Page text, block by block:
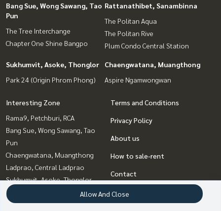
Bang Sue, Wong Sawang, Tao
Pun
The Tree Interchange
Chapter One Shine Bangpo
Rattanathibet, Sanambinna
The Politan Aqua
The Politan Rive
Plum Condo Central Station
Sukhumvit, Asoke, Thonglor
Park 24 (Origin Phrom Phong)
Chaengwatana, Muangthong
Aspire Ngamwongwan
Interesting Zone
Rama9, Petchburi, RCA
Bang Sue, Wong Sawang, Tao
Pun
Chaengwatana, Muangthong
Ladprao, Central Ladprao
Sukhumvit, Asoke, Thonglor
Rattanathibet, Sanambinna
Witthayu, Chidlom, Langsuan,
Terms and Conditions
Privacy Policy
About us
How to sale-rent
Contact
Allow And Close